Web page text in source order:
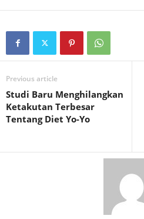
Previous article
Studi Baru Menghilangkan
Ketakutan Terbesar
Tentang Diet Yo-Yo